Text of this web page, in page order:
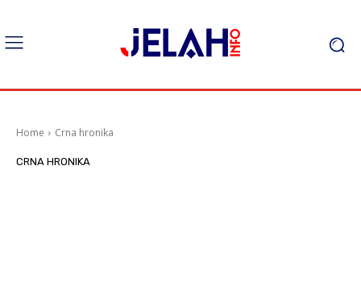
Home Crna hronika
CRNA HRONIKA